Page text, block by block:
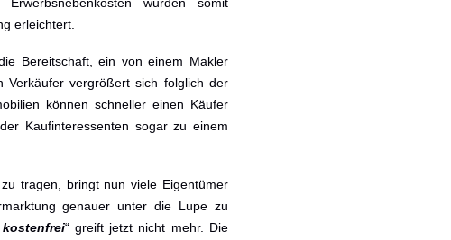
erleichtert.
Bereitschaft, ein von einem Makler
vergrößert sich folglich der
können schneller einen Käufer
Kaufinteressenten sogar zu einem
tragen, bringt nun viele Eigentümer
genauer unter die Lupe zu
“ greift jetzt nicht mehr. Die